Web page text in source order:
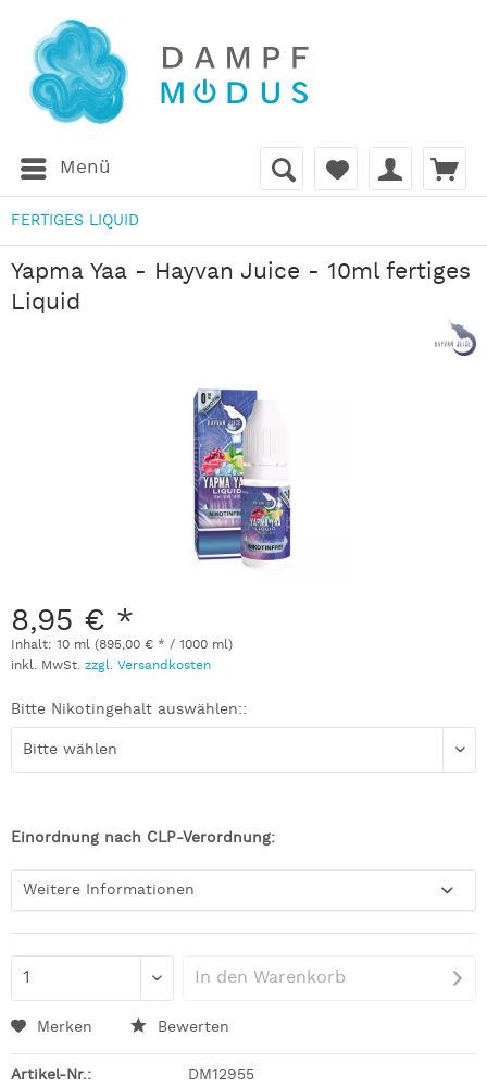
Menü
FERTIGES LIQUID
Yapma Yaa - Hayvan Juice - 10ml fertiges
Liquid
8,95 € *
Inhalt: 10 ml (895,00 € * / 1000 ml)
inkl. MwSt. zzgl. Versandkosten
Bitte Nikotingehalt auswählen::
Einordnung nach CLP-Verordnung:
Weitere Informationen
In den Warenkorb
Merken Bewerten
Artikel-Nr.: DM12955